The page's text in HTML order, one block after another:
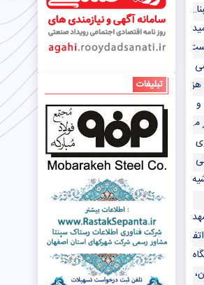
از تجربه این بازی در آینده استفاده کنیم
و خوشحالم توقع برد همیشگی از ایران وجود دارد/
زادگان از اسکوچیچ/ درگیری جهانبخش با
ازدحام تماشاگران بیرون ورزشگاه /خداداد عزیزی
آماده شده است
ساز در مشهد اجرا می شود
مشهد نجومی کرده‌اند / آستان قدس رضوی
شود
مهمی بود/جای بازیکنانی مثل طارمی و قدوس خالی
ملی دچار مشکل شود
تبلیغات